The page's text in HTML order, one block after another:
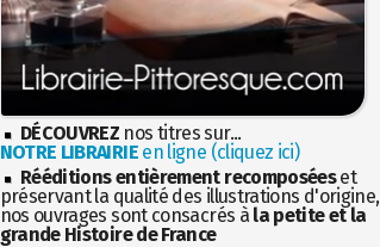
DÉCOUVREZ nos titres sur...
NOTRE LIBRAIRIEen ligne (cliquez ici)
Rééditions entièrement recomposéeset
préservant la qualité des illustrations d'origine,
nos ouvrages sont consacrés à la petite et la
grande Histoire de France